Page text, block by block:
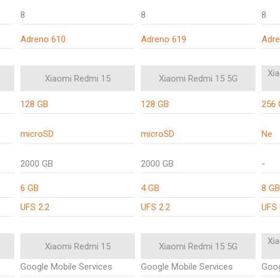
8 8 8
Adreno 610 Adreno 619
Xiaomi Redmi 15 Xiaomi Redmi 15 5G
128 GB 128 GB 256
microSD microSD Ne
2000 GB 2000 GB -
6 GB 4 GB 8 GB
UFS 2.2 UFS 2.2 UFS
Xiaomi Redmi 15 Xiaomi Redmi 15 5G
Google Mobile Services Google Mobile Services